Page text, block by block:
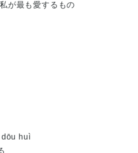
が最も愛するもの
huì